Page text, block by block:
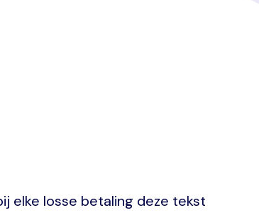
elke losse betaling deze tekst